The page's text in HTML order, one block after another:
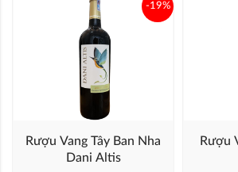
Rượu Vang Tây Ban Nha
Dani Altis
-19%
Rượu